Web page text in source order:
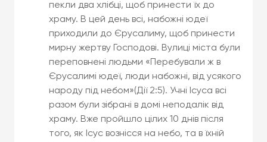
пекли два хлібці, щоб принести їх до
храму. В цей день всі, набожні юдеї
приходили до Єрусалиму, щоб принести
мирну жертву Господові. Вулиці міста були
переповнені людьми «Перебували ж в
Єрусалимі юдеї, люди набожні, від усякого
народу під небом»(Дії 2:5). Учні Ісуса всі
разом були зібрані в домі неподалік від
храму. Вже пройшло цілих 10 днів після
того, як Ісус вознісся на небо, та в їхній